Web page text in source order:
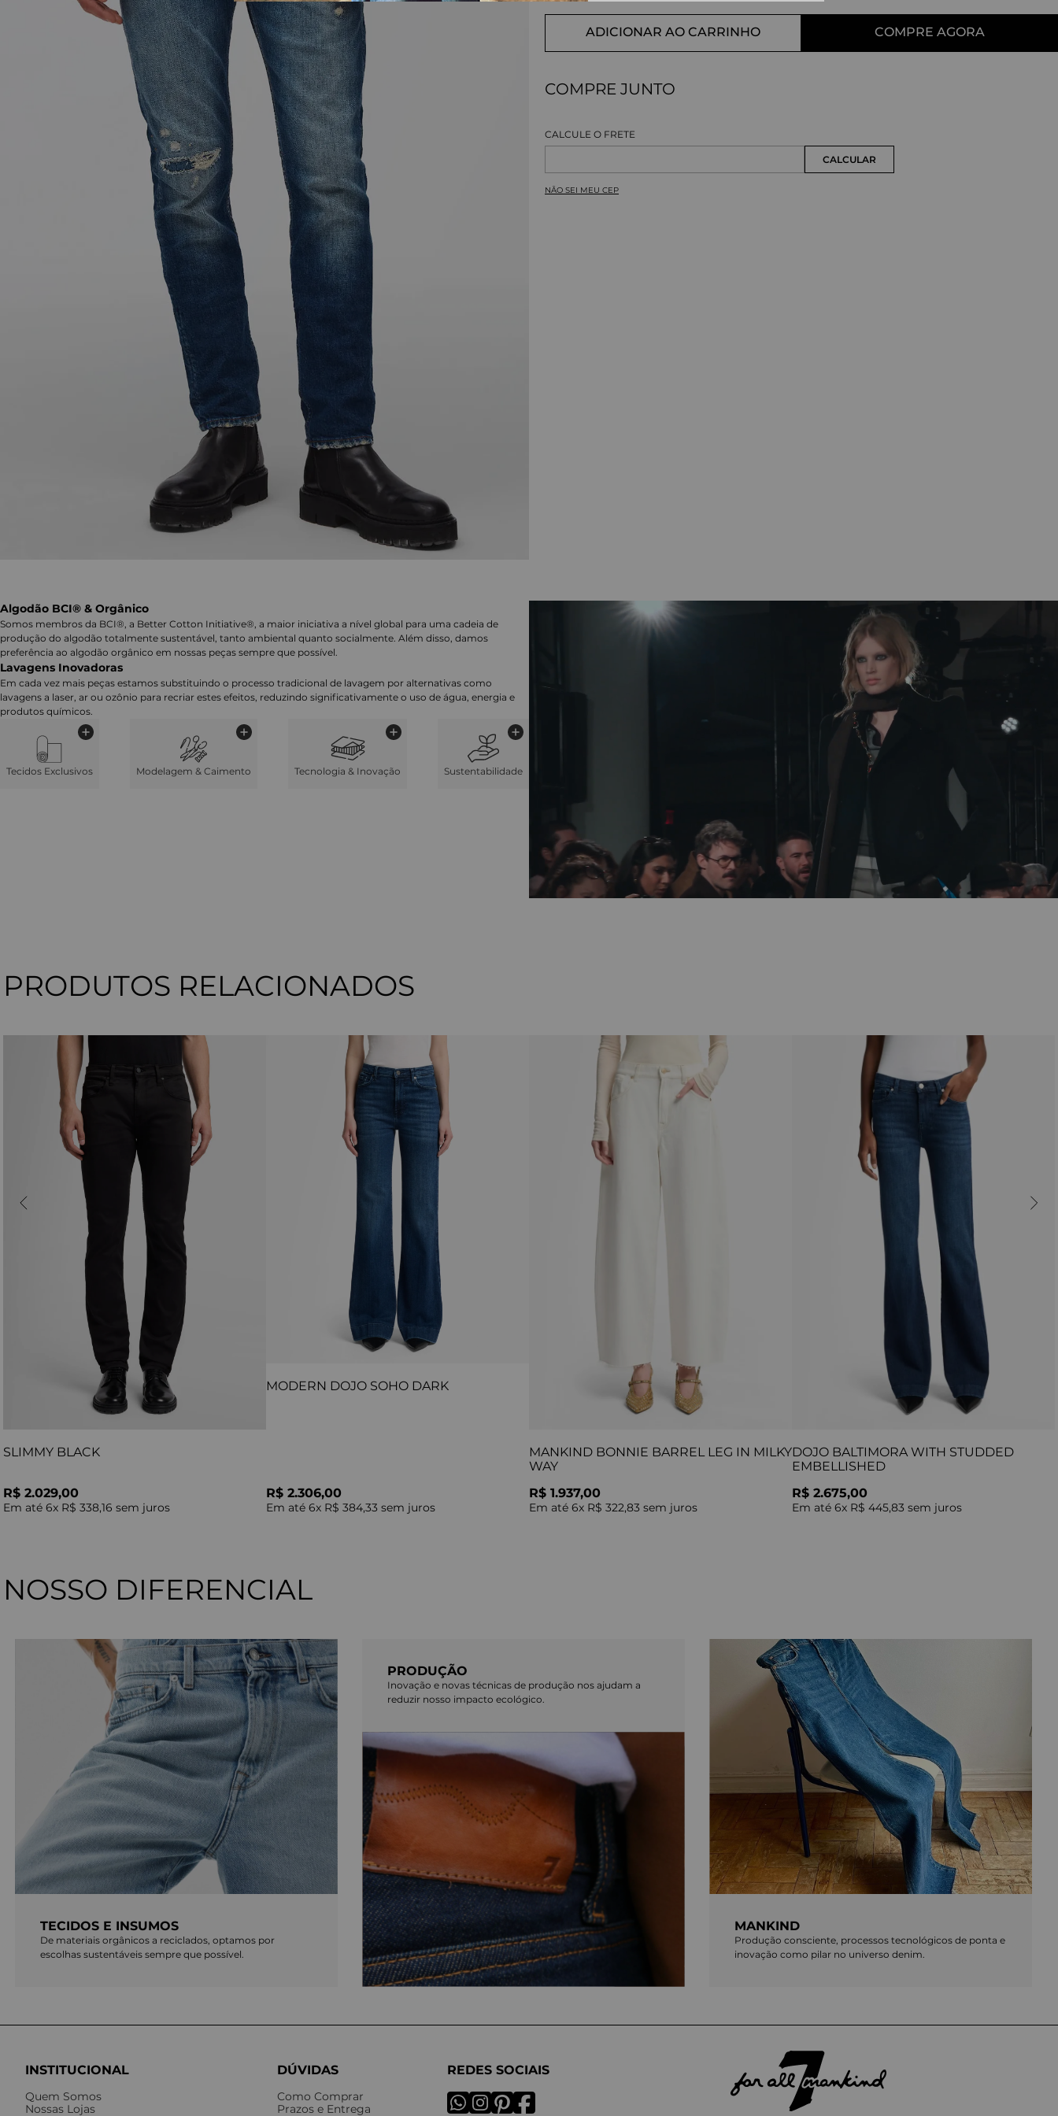
10º
ADICIONAR AO CARRINHO COMPRE AGORA
COMPRE JUNTO
NÃO SEI MEU CEP
Algodão BCI® & Orgânico
Somos membros da BCI®, a Better Cotton Initiative®, a maior iniciativa a nível global para uma cadeia de
produção do algodão totalmente sustentável, tanto ambiental quanto socialmente. Além disso, damos
preferência ao algodão orgânico em nossas peças sempre que possível.
Lavagens Inovadoras
Em cada vez mais peças estamos substituindo o processo tradicional de lavagem por alternativas como
lavagens a laser, ar ou ozônio para recriar estes efeitos, reduzindo significativamente o uso de água, energia e
produtos químicos.
Tecidos Exclusivos Modelagem & Caimento Tecnologia & Inovação Sustentabilidade
PRODUTOS RELACIONADOS
SLIMMY BLACK
R$ 2.029,00
Em até 6x R$ 338,16 sem juros
MODERN DOJO SOHO DARK
R$ 2.306,00
Em até 6x R$ 384,33 sem juros
MANKIND BONNIE BARREL LEG IN MILKY
WAY
R$ 1.937,00
Em até 6x R$ 322,83 sem juros
DOJO BALTIMORA WITH STUDDED
EMBELLISHED
R$ 2.675,00
Em até 6x R$ 445,83 sem juros
NOSSO DIFERENCIAL
TECIDOS E INSUMOS
De materiais orgânicos a reciclados, optamos por
escolhas sustentáveis sempre que possível.
PRODUÇÃO
Inovação e novas técnicas de produção nos ajudam a
reduzir nosso impacto ecológico.
MANKIND
Produção consciente, processos tecnológicos de ponta e
inovação como pilar no universo denim.
INSTITUCIONAL
Quem Somos
Nossas Lojas
DÚVIDAS
Como Comprar
Prazos e Entrega
REDES SOCIAIS